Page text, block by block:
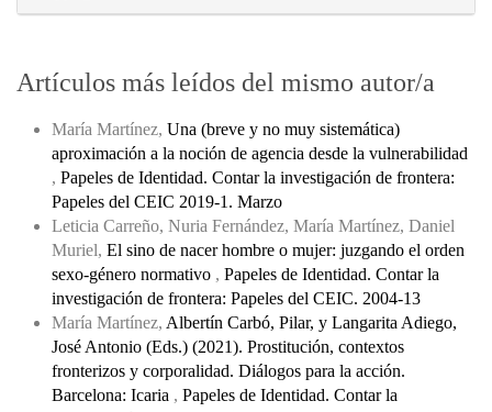
Artículos más leídos del mismo autor/a
María Martínez, Una (breve y no muy sistemática)
aproximación a la noción de agencia desde la vulnerabilidad
, Papeles de Identidad. Contar la investigación de frontera:
Papeles del CEIC 2019-1. Marzo
Leticia Carreño, Nuria Fernández, María Martínez, Daniel
Muriel, El sino de nacer hombre o mujer: juzgando el orden
sexo-género normativo , Papeles de Identidad. Contar la
investigación de frontera: Papeles del CEIC. 2004-13
María Martínez, Albertín Carbó, Pilar, y Langarita Adiego,
José Antonio (Eds.) (2021). Prostitución, contextos
fronterizos y corporalidad. Diálogos para la acción.
Barcelona: Icaria , Papeles de Identidad. Contar la